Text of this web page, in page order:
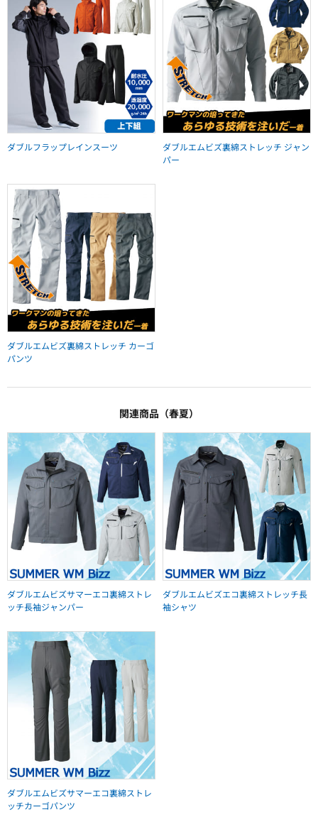
ダブルフラップレインスーツ
ダブルエムビズ裏綿ストレッチ ジャン
パー
ダブルエムビズ裏綿ストレッチ カーゴ
パンツ
関連商品（春夏）
ダブルエムビズサマーエコ裏綿ストレ
ッチ長袖ジャンパー
ダブルエムビズエコ裏綿ストレッチ長
袖シャツ
ダブルエムビズサマーエコ裏綿ストレ
ッチカーゴパンツ